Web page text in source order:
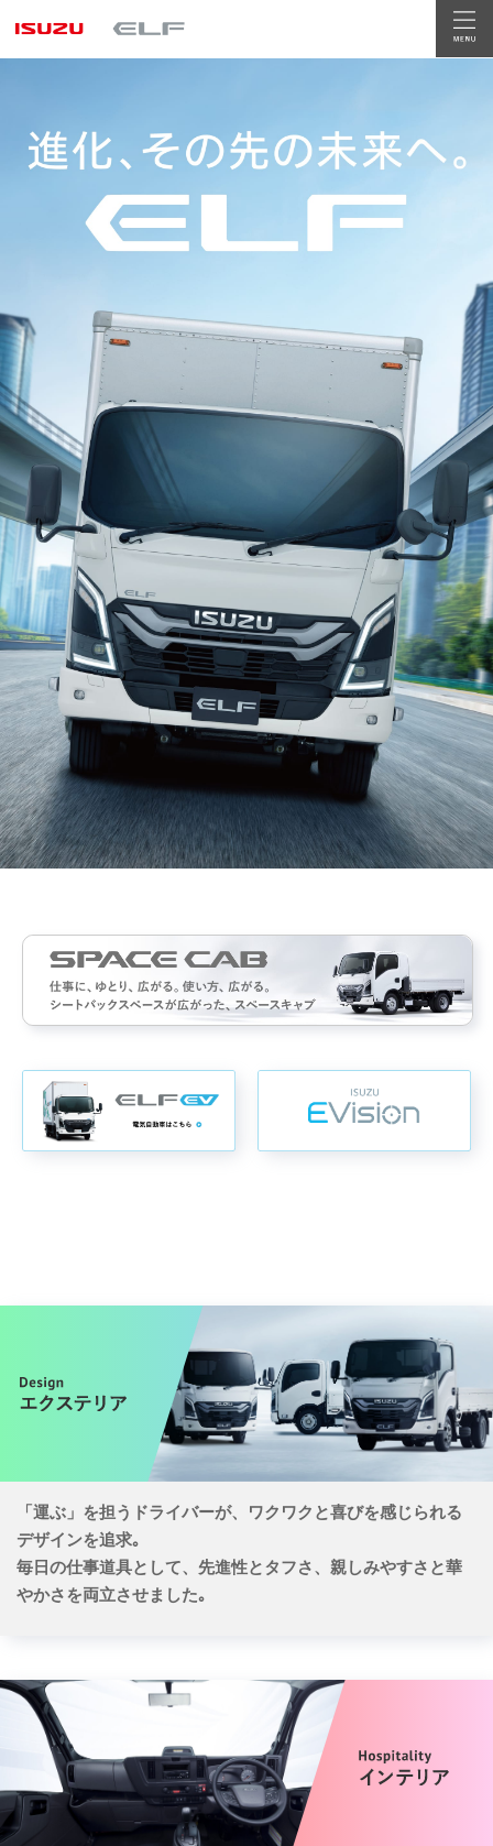
「運ぶ」を担うドライバーが、ワクワクと喜びを感じられる
デザインを追求｡
毎日の仕事道具として、先進性とタフさ、親しみやすさと華
やかさを両立させました｡